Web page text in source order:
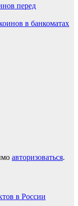
перед
в банкоматах
авторизоваться.
в России